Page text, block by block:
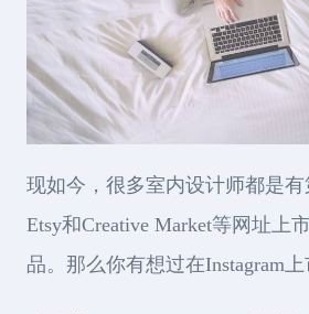
现如今，很多室内设计师都是
Etsy和Creative Market等网址上
品。那么你有想过在Instagram